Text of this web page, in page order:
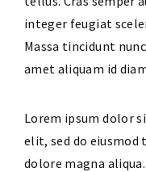
integer feugiat
Massa tincidunt
amet aliquam id
Lorem ipsum dolor
elit, sed do
dolore magna